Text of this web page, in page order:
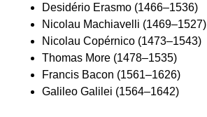
Desidério Erasmo (1466–1536)
Nicolau Machiavelli (1469–1527)
Nicolau Copérnico (1473–1543)
Thomas More (1478–1535)
Francis Bacon (1561–1626)
Galileo Galilei (1564–1642)